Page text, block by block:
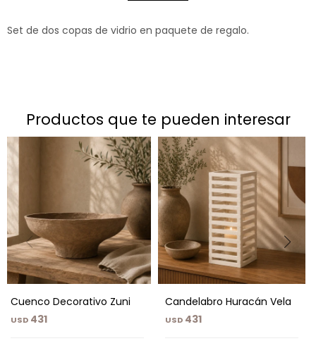
Set de dos copas de vidrio en paquete de regalo.
productos que te pueden interesar
Cuenco Decorativo Zuni
USD 431
Candelabro Huracán Vela
USD 431